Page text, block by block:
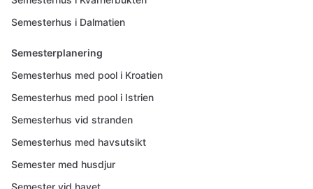
Semesterhus i Dalmatien
Semesterplanering
Semesterhus med pool i Kroatien
Semesterhus med pool i Istrien
Semesterhus vid stranden
Semesterhus med havsutsikt
Semester med husdjur
Semester vid havet